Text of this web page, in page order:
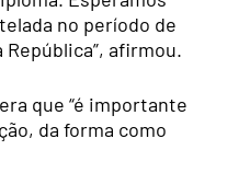
no período de
afirmou.
que “é importante
da forma como